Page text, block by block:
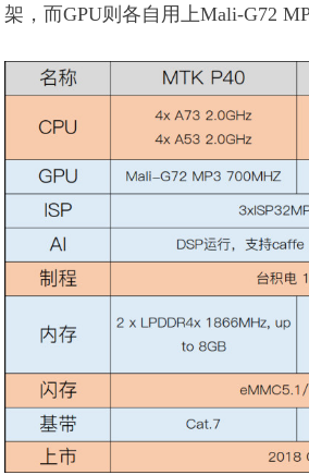
架，而GPU则各自用上Mali-G72